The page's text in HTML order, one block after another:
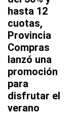
hasta 12
cuotas,
Provincia
Compras
lanzó una
promoción
para
disfrutar el
verano